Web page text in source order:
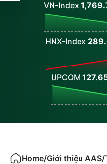
VN-Index
HNX-Index
UPCOM
Home/Giới thiệu AAS/